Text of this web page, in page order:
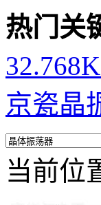
热门关
京瓷晶
当前位